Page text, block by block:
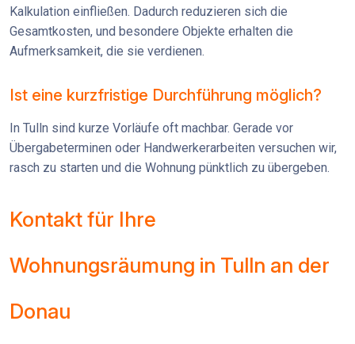
Kalkulation einfließen. Dadurch reduzieren sich die
Gesamtkosten, und besondere Objekte erhalten die
Aufmerksamkeit, die sie verdienen.
Ist eine kurzfristige Durchführung möglich?
In Tulln sind kurze Vorläufe oft machbar. Gerade vor
Übergabeterminen oder Handwerkerarbeiten versuchen wir,
rasch zu starten und die Wohnung pünktlich zu übergeben.
Kontakt für Ihre
Wohnungsräumung in Tulln an der
Donau